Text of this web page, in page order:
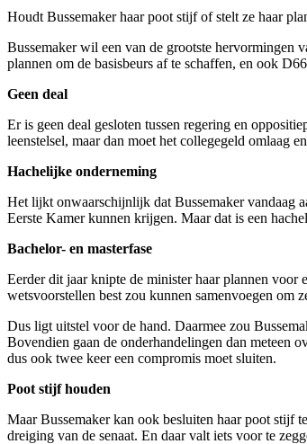
Houdt Bussemaker haar poot stijf of stelt ze haar
Bussemaker wil een van de grootste hervormingen
plannen om de basisbeurs af te schaffen, en ook
Geen deal
Er is geen deal gesloten tussen regering en
leenstelsel, maar dan moet het collegegeld omlaag
Hachelijke onderneming
Het lijkt onwaarschijnlijk dat Bussemaker vandaag
Eerste Kamer kunnen krijgen. Maar dat is een
Bachelor- en masterfase
Eerder dit jaar knipte de minister haar plannen voor
wetsvoorstellen best zou kunnen samenvoegen om
Dus ligt uitstel voor de hand. Daarmee zou
Bovendien gaan de onderhandelingen dan meteen
dus ook twee keer een compromis moet sluiten.
Poot stijf houden
Maar Bussemaker kan ook besluiten haar poot stijf
dreiging van de senaat. En daar valt iets voor te